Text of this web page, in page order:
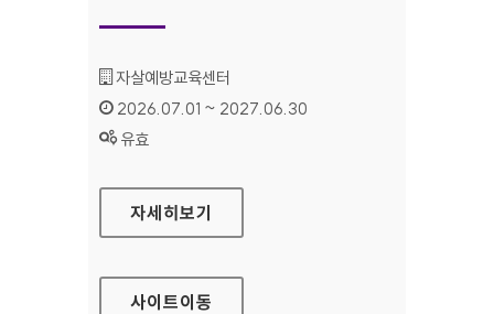
기관명 :
자살예방교육센터
인증기간 :
2026.07.01 ~ 2027.06.30
상태 :
유효
자살예방교육센터
자세히보기
사이트이동